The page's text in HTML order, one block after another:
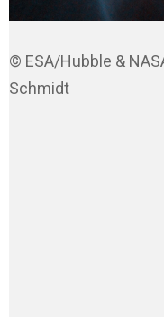
© ESA/Hubble &
Schmidt